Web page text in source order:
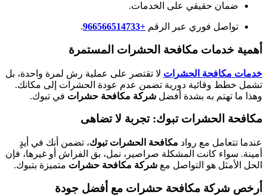
ضمان حقيقي على الخدمات.
تواصل فوري عبر الرقم +966566514733‎
.
أهمية خدمات مكافحة الحشرات المستمرة
خدمات مكافحة الحشرات لا تقتصر على عملية رش لمرة واحدة، بل
تشمل خطط وقائية دورية تضمن عدم عودة الحشرات إلى مكانك.
وهذا ما تهتم به بشدة أفضل شركة مكافحة حشرات في تبوك.
مكافحة الحشرات تبوك: تجربة لا تضاهى
عندما تتعامل مع رواد مكافحة الحشرات تبوك، تضمن أنك في أيدٍ
أمينة. سواء كانت المشكلة صراصير، نمل، بق الفراش أو غيرها، فإن
الحل الأمثل هو التواصل مع شركة مكافحة حشرات متميزة بتبوك.
أرخص شركة مكافحة حشرات مع أفضل جودة